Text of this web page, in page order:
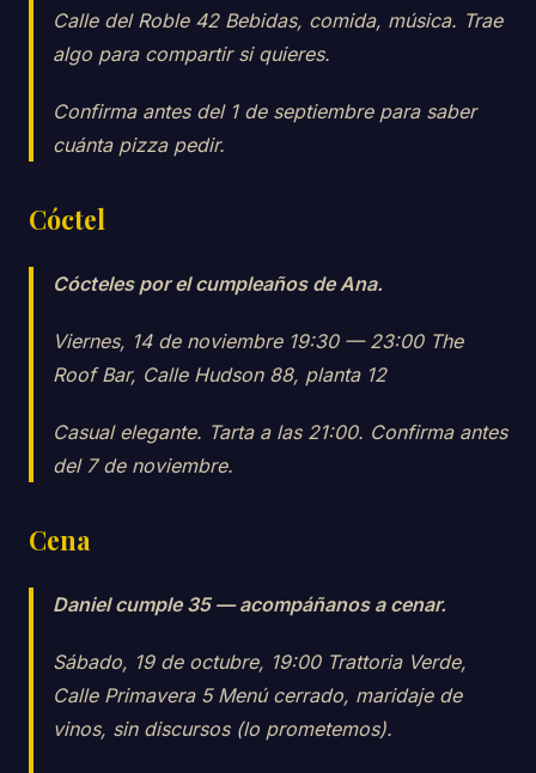
Calle del Roble 42 Bebidas, comida, música. Trae
algo para compartir si quieres.
Confirma antes del 1 de septiembre para saber
cuánta pizza pedir.
Cóctel
Cócteles por el cumpleaños de Ana.
Viernes, 14 de noviembre 19:30 — 23:00 The
Roof Bar, Calle Hudson 88, planta 12
Casual elegante. Tarta a las 21:00. Confirma antes
del 7 de noviembre.
Cena
Daniel cumple 35 — acompáñanos a cenar.
Sábado, 19 de octubre, 19:00 Trattoria Verde,
Calle Primavera 5 Menú cerrado, maridaje de
vinos, sin discursos (lo prometemos).